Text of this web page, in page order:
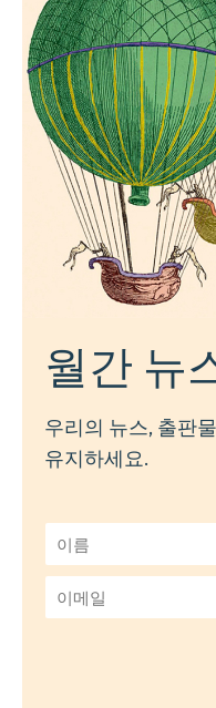
월간 뉴
우리의 뉴스, 출판
유지하세요.
름
*
메